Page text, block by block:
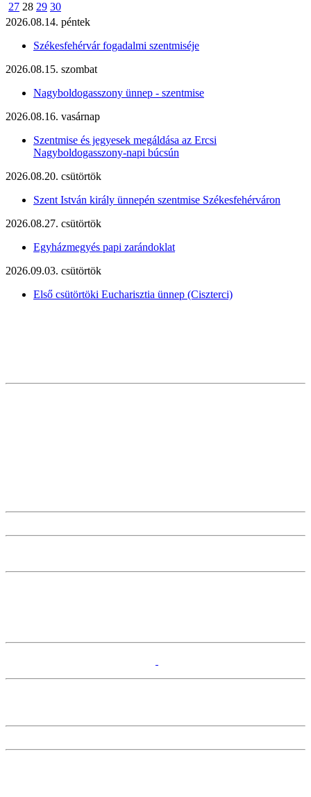
27 28 29 30
2026.08.14. péntek
Székesfehérvár fogadalmi szentmiséje
2026.08.15. szombat
Nagyboldogasszony ünnep - szentmise
2026.08.16. vasárnap
Szentmise és jegyesek megáldása az Ercsi
Nagyboldogasszony-napi búcsún
2026.08.20. csütörtök
Szent István király ünnepén szentmise Székesfehérváron
2026.08.27. csütörtök
Egyházmegyés papi zarándoklat
2026.09.03. csütörtök
Első csütörtöki Eucharisztia ünnep (Ciszterci)